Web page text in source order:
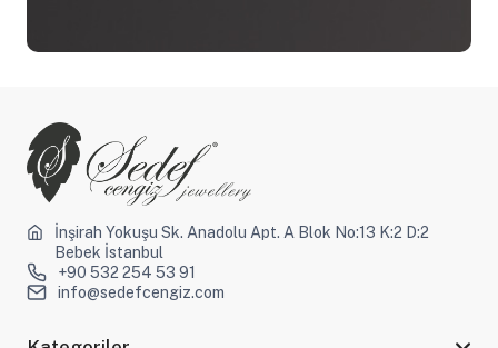
İnşirah Yokuşu Sk. Anadolu Apt. A Blok No:13 K:2 D:2
Bebek İstanbul
+90 532 254 53 91
info@sedefcengiz.com